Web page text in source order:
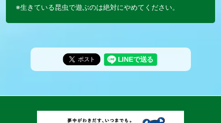
※生きている昆虫で遊ぶのは絶対にやめてください。